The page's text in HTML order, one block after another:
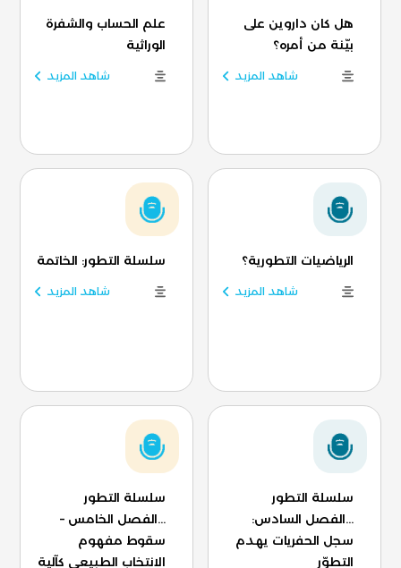
هل كان داروين على
بيّنة من أمره؟
شاهد المزيد
علم الحساب والشفرة
الوراثية
شاهد المزيد
الرياضيات التطورية؟
شاهد المزيد
سلسلة التطور: الخاتمة
شاهد المزيد
سلسلة التطور
...الفصل السادس:
سجل الحفريات يهدم
التطوّر
سلسلة التطور
...الفصل الخامس –
سقوط مفهوم
الانتخاب الطبيعي كآلية